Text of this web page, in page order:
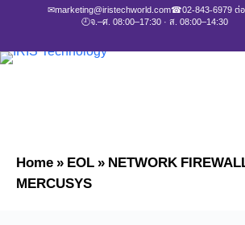
✉marketing@iristechworld.com☎02-843-6979 ต่
🕘จ.–ศ. 08:00–17:30 · ส. 08:00–14:30
Home»EOL»NETWORK
MERCUSYS